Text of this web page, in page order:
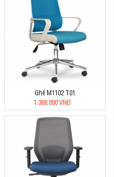
Ghế M1102 T01
1.368.000 VNĐ